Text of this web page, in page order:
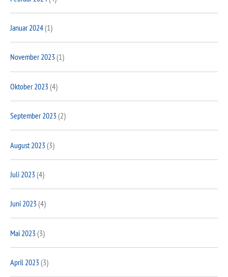
Januar 2024(1)
November 2023(1)
Oktober 2023(4)
September 2023(2)
August 2023(3)
Juli 2023(4)
Juni 2023(4)
Mai 2023(3)
April 2023(3)